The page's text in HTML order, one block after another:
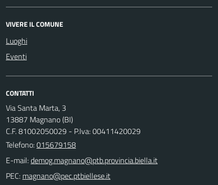
VIVERE IL COMUNE
Luoghi
Eventi
CONTATTI
Via Santa Marta, 3
13887 Magnano (BI)
C.F. 81002050029 - P.Iva: 00411420029
Telefono:015679158
E-mail:
PEC: